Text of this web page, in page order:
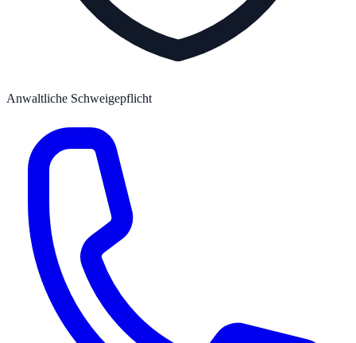
Anwaltliche Schweigepflicht